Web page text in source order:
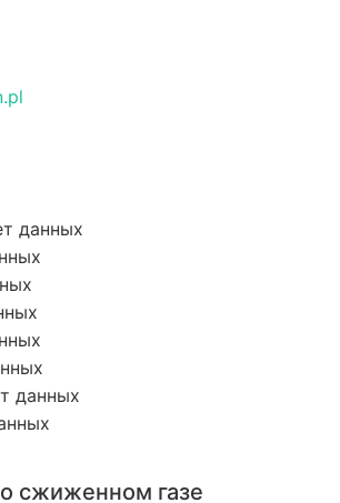
данных
данных
сжиженном газе